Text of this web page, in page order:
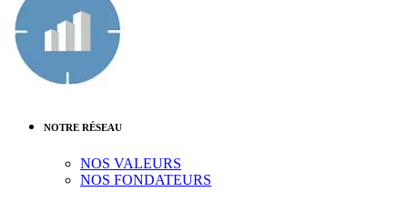
NOTRE RÉSEAU
NOS VALEURS
NOS FONDATEURS